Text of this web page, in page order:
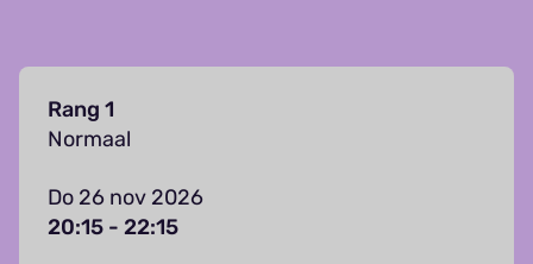
Rang 1
Normaal
Do 26 nov 2026
20:15 - 22:15